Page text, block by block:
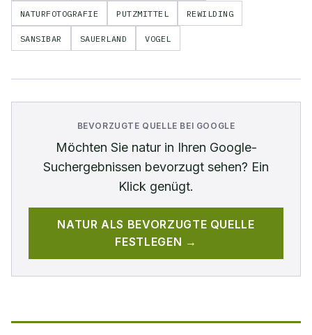
NATURFOTOGRAFIE PUTZMITTEL REWILDING
SANSIBAR SAUERLAND VOGEL
BEVORZUGTE QUELLE BEI GOOGLE
Möchten Sie naturin Ihren Google-
Suchergebnissen bevorzugt sehen? Ein
Klick genügt.
NATUR ALS BEVORZUGTE QUELLE
FESTLEGEN →